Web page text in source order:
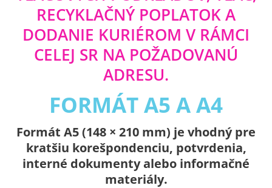
RECYKLAČNÝ POPLATOK A
DODANIE KURIÉROM V RÁMCI
CELEJ SR NA POŽADOVANÚ
ADRESU.
FORMÁT A5 A A4
Formát A5 (148 × 210 mm) je vhodný pre
kratšiu korešpondenciu, potvrdenia,
interné dokumenty alebo informačné
materiály.